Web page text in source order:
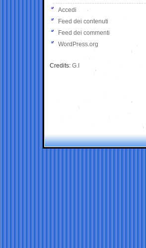
Accedi
Feed dei contenuti
Feed dei commenti
WordPress.org
Credits: G.I